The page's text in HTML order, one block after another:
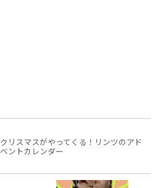
クリスマスがやってくる！リンツのアド
ベントカレンダー